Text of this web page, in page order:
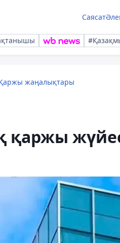
Саясат
жаңалықтары
қаржы